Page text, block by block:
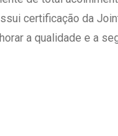
de Gestão
Portal Médico
certificação da
a qualidade e a